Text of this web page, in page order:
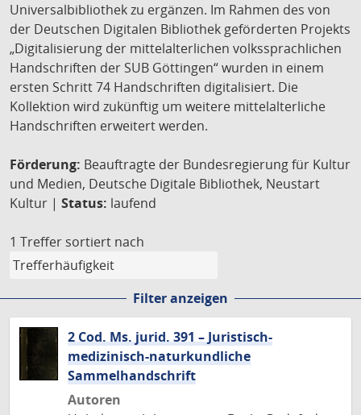
Universalbibliothek zu ergänzen. Im Rahmen des von
der Deutschen Digitalen Bibliothek geförderten Projekts
„Digitalisierung der mittelalterlichen volkssprachlichen
Handschriften der SUB Göttingen“ wurden in einem
ersten Schritt 74 Handschriften digitalisiert. Die
Kollektion wird zukünftig um weitere mittelalterliche
Handschriften erweitert werden.
Förderung: Beauftragte der Bundesregierung für Kultur
und Medien, Deutsche Digitale Bibliothek, Neustart
Kultur | Status: laufend
1 Treffer sortiert nach
Filter anzeigen
2 Cod. Ms. jurid. 391 – Juristisch-
medizinisch-naturkundliche
Sammelhandschrift
Autoren